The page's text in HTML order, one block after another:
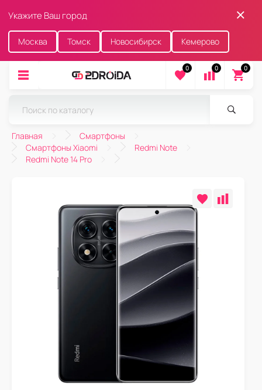
Укажите Ваш город
Москва Томск Новосибирск Кемерово
0 0 0
Главная
Смартфоны
Смартфоны Xiaomi
Redmi Note
Redmi Note 14 Pro